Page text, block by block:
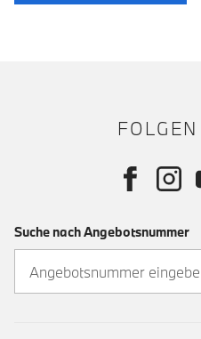
Suche nach Angebotsnummer